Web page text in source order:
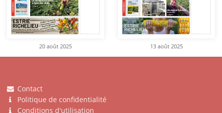
20 août 2025 13 août 2025
Contact
Politique de confidentialité
Conditions d'utilisation